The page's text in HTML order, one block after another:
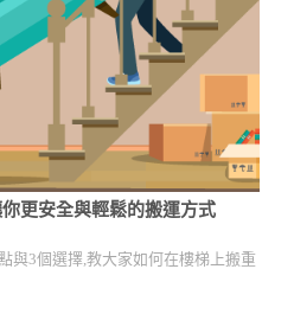
更安全與輕鬆的搬運方式
與3個選擇,教大家如何在樓梯上搬重